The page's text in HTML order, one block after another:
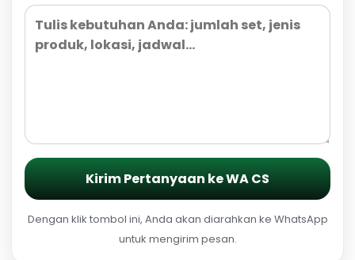
Kirim Pertanyaan ke WA CS
Dengan klik tombol ini, Anda akan diarahkan ke WhatsApp
untuk mengirim pesan.